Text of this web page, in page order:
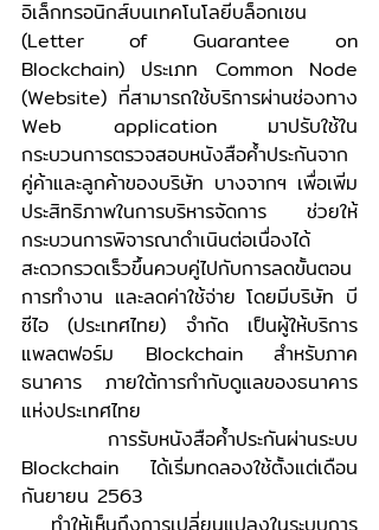
อิเล็กทรอนิกส์บนเทคโนโลยีบล็อกเชน
(Letter of Guarantee on
Blockchain) ประเภท Common Node
(Website) ที่สามารถใช้บริการผ่านช่องทาง
Web application มาปรับใช้ใน
กระบวนการตรวจสอบหนังสือค้ำประกันจาก
คู่ค้าและลูกค้าของบริษัท บางจากฯ เพื่อเพิ่ม
ประสิทธิภาพในการบริหารจัดการ ช่วยให้
กระบวนการพิจารณาดำเนินต่อเนื่องได้
สะดวกรวดเร็วขึ้นควบคู่ไปกับการลดขั้นตอน
การทำงาน และลดค่าใช้จ่าย โดยมีบริษัท บี
ซีไอ (ประเทศไทย) จำกัด เป็นผู้ให้บริการ
แพลตฟอร์ม Blockchain สำหรับภาค
ธนาคาร ภายใต้การกำกับดูแลของธนาคาร
แห่งประเทศไทย
Blockchain ได้เริ่มทดลองใช้ตั้งแต่เดือน
กันยายน 2563